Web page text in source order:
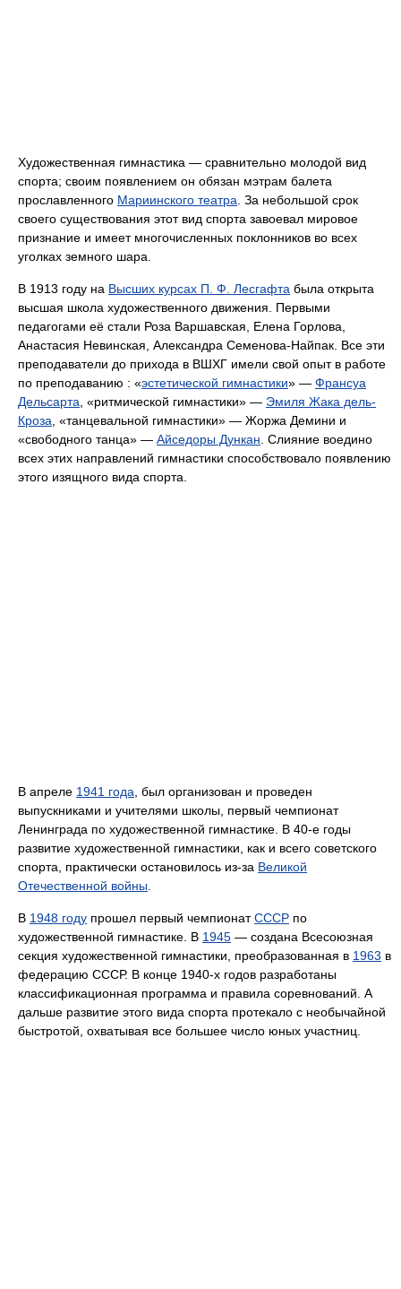
Художественная гимнастика — сравнительно молодой вид
спорта; своим появлением он обязан мэтрам балета
прославленного Мариинского театра . За небольшой срок
своего существования этот вид спорта завоевал мировое
признание и имеет многочисленных поклонников во всех
уголках земного шара.
В 1913 году на Высших курсах П. Ф. Лесгафта была открыта
высшая школа художественного движения. Первыми
педагогами её стали Роза Варшавская, Елена Горлова,
Анастасия Невинская, Александра Семенова-Найпак. Все эти
преподаватели до прихода в ВШХГ имели свой опыт в работе
по преподаванию : «эстетической гимнастики» — Франсуа
Дельсарта , «ритмической гимнастики» — Эмиля Жака дель-
Кроза , «танцевальной гимнастики» — Жоржа Демини и
«свободного танца» — Айседоры Дункан . Слияние воедино
всех этих направлений гимнастики способствовало появлению
этого изящного вида спорта.
В апреле 1941 года , был организован и проведен
выпускниками и учителями школы, первый чемпионат
Ленинграда по художественной гимнастике. В 40-е годы
развитие художественной гимнастики, как и всего советского
спорта, практически остановилось из-за Великой
Отечественной войны
В 1948 году прошел первый чемпионатСССР по
художественной гимнастике. В 1945 — создана Всесоюзная
секция художественной гимнастики, преобразованная в 1963 в
федерацию СССР. В конце 1940-х годов разработаны
классификационная программа и правила соревнований. А
дальше развитие этого вида спорта протекало с необычайной
быстротой, охватывая все большее число юных участниц.